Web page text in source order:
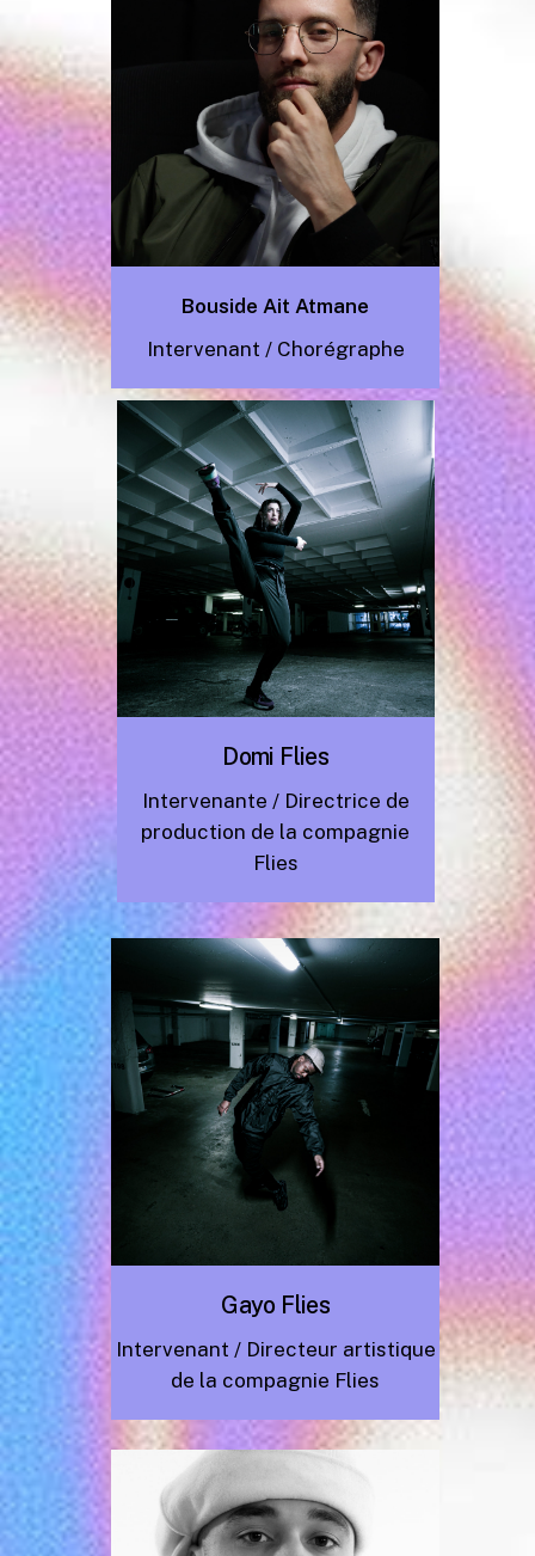
Bouside Ait Atmane
Intervenant / Chorégraphe
Domi Flies
Intervenante / Directrice de
production de la compagnie
Flies
Gayo Flies
Intervenant / Directeur artistique
de la compagnie Flies